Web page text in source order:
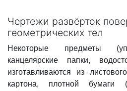
Чертежи развёрток
геометрических тел
Некоторые предметы
канцелярские папки,
изготавливаются из
картона, плотной